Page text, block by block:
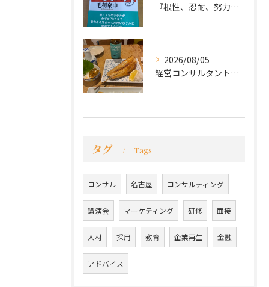
『根性、忍耐、努力という言葉は死語なのか』
2026/08/05
経営コンサルタントのモーちゃん・毛利京申です。
タグ Tags
コンサル 名古屋 コンサルティング
講演会 マーケティング 研修 面接
人材 採用 教育 企業再生 金融
アドバイス